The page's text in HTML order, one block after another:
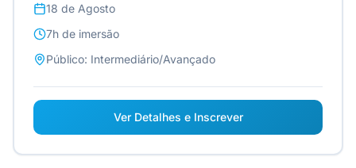
18 de Agosto
7h de imersão
Público: Intermediário/Avançado
Ver Detalhes e Inscrever